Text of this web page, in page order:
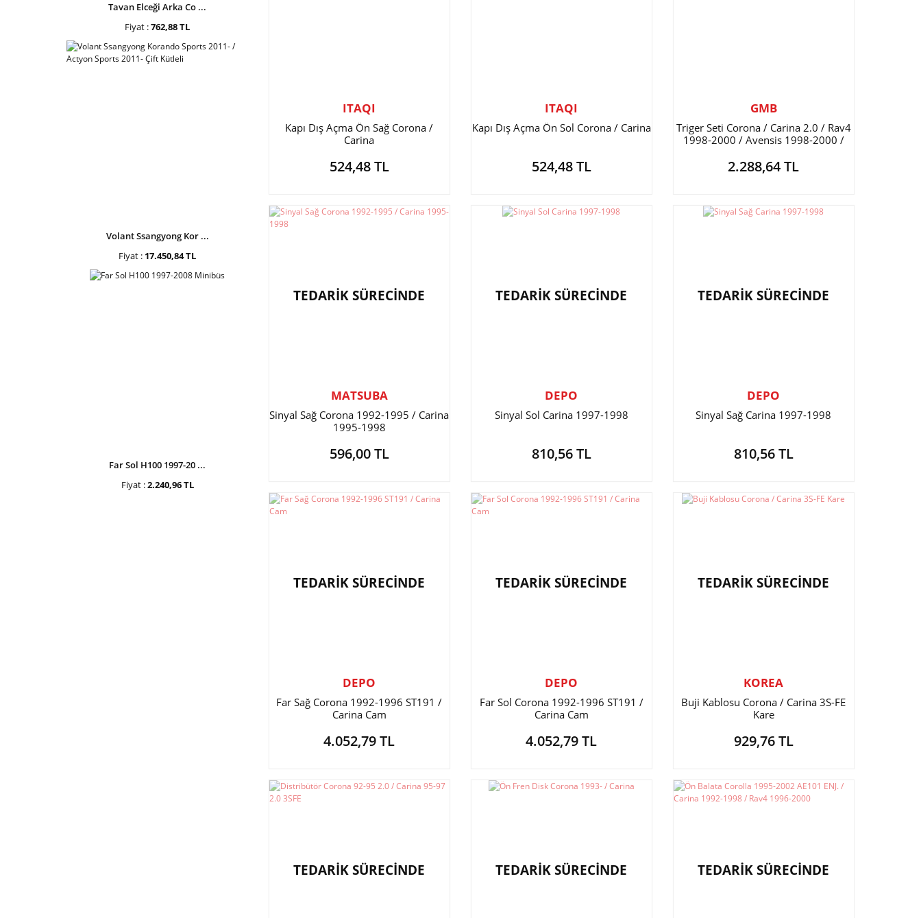
Tavan Elceği Arka Co ...
Fiyat :762,88 TL
Volant Ssangyong Kor ...
Fiyat : 17.450,84 TL
Far Sol H100 1997-20 ...
Fiyat :2.240,96 TL
ITAQI
Kapı Dış Açma Ön Sağ Corona /
Carina
524,48 TL
ITAQI
Kapı Dış Açma Ön Sol Corona / Carina
524,48 TL
GMB
Triger Seti Corona / Carina 2.0 / Rav4
1998-2000 / Avensis 1998-2000 /
2.288,64 TL
TEDARİK SÜRECİNDE
MATSUBA
Sinyal Sağ Corona 1992-1995 / Carina
1995-1998
596,00 TL
TEDARİK SÜRECİNDE
DEPO
Sinyal Sol Carina 1997-1998
810,56 TL
TEDARİK SÜRECİNDE
DEPO
Sinyal Sağ Carina 1997-1998
810,56 TL
TEDARİK SÜRECİNDE
DEPO
Far Sağ Corona 1992-1996 ST191 /
Carina Cam
4.052,79 TL
TEDARİK SÜRECİNDE
DEPO
Far Sol Corona 1992-1996 ST191 /
Carina Cam
4.052,79 TL
TEDARİK SÜRECİNDE
KOREA
Buji Kablosu Corona / Carina 3S-FE
Kare
929,76 TL
TEDARİK SÜRECİNDE TEDARİK SÜRECİNDE TEDARİK SÜRECİNDE